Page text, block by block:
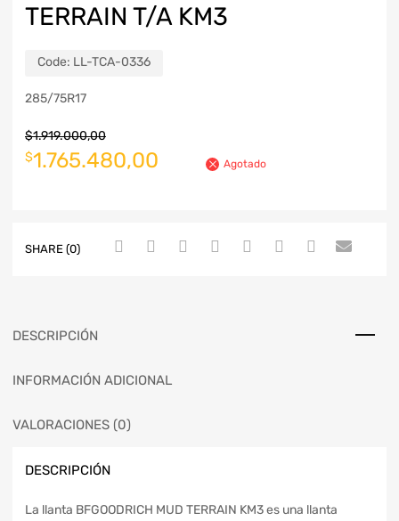
TERRAIN T/A KM3
Code: LL-TCA-0336
285/75R17
$1.919.000,00
$1.765.480,00 Agotado
SHARE (0)
DESCRIPCIÓN
INFORMACIÓN ADICIONAL
VALORACIONES (0)
DESCRIPCIÓN
La llanta BFGOODRICH MUD TERRAIN KM3 es una llanta